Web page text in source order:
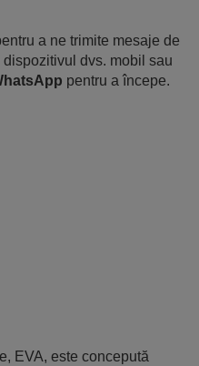
a ne trimite mesaje de
dvs. mobil sau
pentru a începe.
EVA, este concepută